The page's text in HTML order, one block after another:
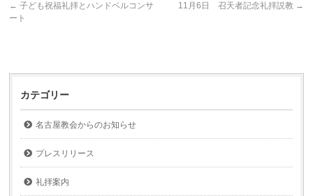
← 子ども祝福礼拝とハンドベルコンサ
ート
11月6日 召天者記念礼拝説教 →
カテゴリー
名古屋教会からのお知らせ
プレスリリース
礼拝案内